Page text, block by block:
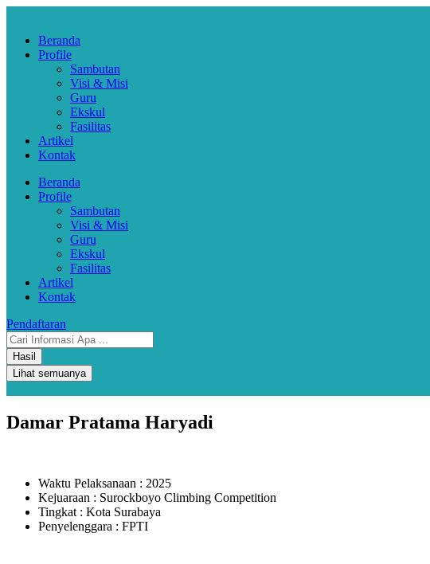
contentBeranda
Profile
Sambutan
Visi & Misi
Guru
Ekskul
Fasilitas
Artikel
Kontak
Beranda
Profile
Sambutan
Visi & Misi
Guru
Ekskul
Fasilitas
Artikel
Kontak
Pendaftaran
Search
...Hasil
Lihat semuanya
Damar Pratama Haryadi
Waktu Pelaksanaan : 2025
Kejuaraan : Surockboyo Climbing Competition
Tingkat : Kota Surabaya
Penyelenggara : FPTI